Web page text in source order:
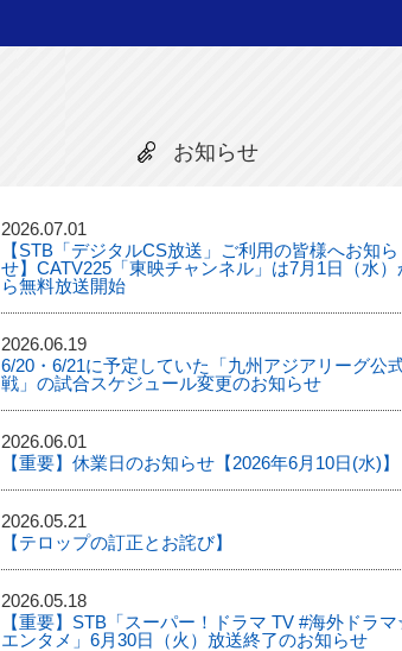
お知らせ
2026.07.01
【STB「デジタルCS放送」ご利用の皆様へお知ら
せ】CATV225「東映チャンネル」は7月1日（水）
ら無料放送開始
2026.06.19
6/20・6/21に予定していた「九州アジアリーグ公
戦」の試合スケジュール変更のお知らせ
2026.06.01
【重要】休業日のお知らせ【2026年6月10日(水)】
2026.05.21
【テロップの訂正とお詫び】
2026.05.18
【重要】STB「スーパー！ドラマ TV #海外ドラ
エンタメ」6月30日（火）放送終了のお知らせ